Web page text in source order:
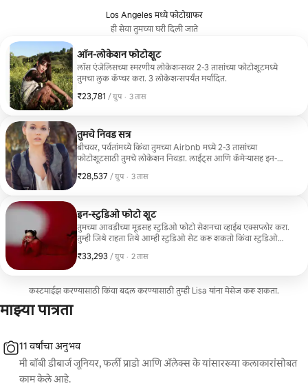
Los Angeles मध्ये फोटोग्राफर
ही सेवा तुमच्या घरी दिली जाते
ऑन-लोकेशन फोटोशूट
लॉस एंजेलिसच्या स्मरणीय लोकेशन्सवर 2-3 तासांच्या फोटोशूटमध्ये
तुमचा लुक कॅप्चर करा. 3 लोकेशन्सपर्यंत मर्यादित.
₹23,781 / ग्रुप
₹23,781, प्रति ग्रुप
, · 3 तास
तुमचे निवड सत्र
बीचवर, पर्वतांमध्ये किंवा तुमच्या Airbnb मध्ये 2-3 तासांच्या
फोटोशूटसाठी तुमचे लोकेशन निवडा. लाईट्स आणि कॅमेऱ्यासह इन-
₹28,537 / ग्रुप
₹28,537, प्रति ग्रुप
, · 3 तास
इन-स्टुडिओ फोटो शूट
तुमच्या आवडीच्या मूडसह स्टुडिओ फोटो सेशनचा व्हाईब एक्सप्लोर करा.
तुम्ही जिथे राहता तिथे आम्ही स्टुडिओ सेट करू शकतो किंवा स्टुडिओ
₹33,293 / ग्रुप
₹33,293, प्रति ग्रुप
, · 2 तास
कस्टमाईझ करण्यासाठी किंवा बदल करण्यासाठी तुम्ही Lisa यांना मेसेज करू शकता.
माझ्या पात्रता
11 वर्षांचा अनुभव
मी बॉबी डीबार्ज जूनियर, फर्ली प्राडो आणि अ‍ॅलेक्स के यांसारख्या कलाकारांसोबत
काम केले आहे.